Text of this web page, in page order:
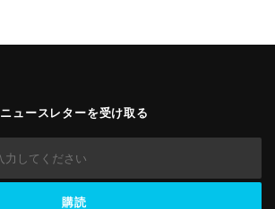
ニュースレターを受け取る